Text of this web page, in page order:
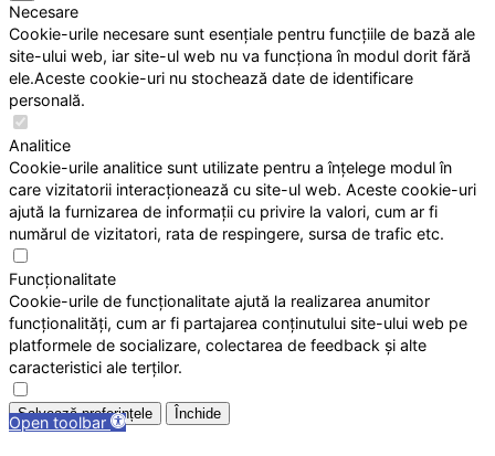
Open toolbar
Necesare
Cookie-urile necesare sunt esențiale pentru funcțiile de bază ale
site-ului web, iar site-ul web nu va funcționa în modul dorit fără
ele.Aceste cookie-uri nu stochează date de identificare
personală.
Analitice
Cookie-urile analitice sunt utilizate pentru a înțelege modul în
care vizitatorii interacționează cu site-ul web. Aceste cookie-uri
ajută la furnizarea de informații cu privire la valori, cum ar fi
numărul de vizitatori, rata de respingere, sursa de trafic etc.
Funcționalitate
Cookie-urile de funcționalitate ajută la realizarea anumitor
funcționalități, cum ar fi partajarea conținutului site-ului web pe
platformele de socializare, colectarea de feedback și alte
caracteristici ale terților.
Salvează preferințele Închide